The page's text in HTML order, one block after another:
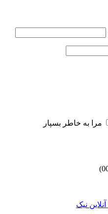
مرا به خاطر بسپار
)